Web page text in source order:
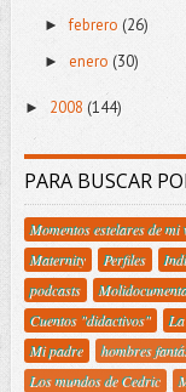
►febrero (26)
► enero (30)
► 2008 (144)
PARA BUSCAR
Momentos estelares de mi
Maternity
Perfiles
podcasts
Cuentos "didactivos"
Mi padre
hombres
Los mundos de Cedric